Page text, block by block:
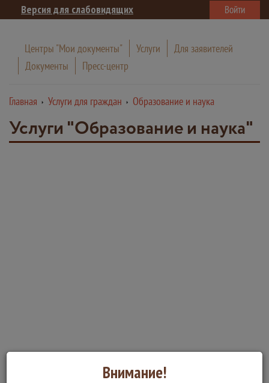
Версия для слабовидящих Войти
Центры "Мои документы" Услуги
Для заявителей
Документы
Пресс-центр
Главная Услуги для граждан Образование и наука
Услуги "Образование и наука"
Внимание!